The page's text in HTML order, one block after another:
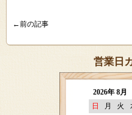
←前の記事
営業日
2026年 8月
日
月 火